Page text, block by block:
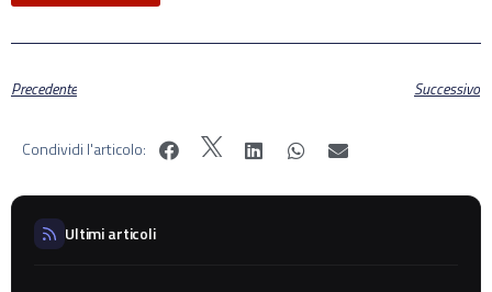
Precedente Successivo
Condividi l'articolo:
Ultimi articoli